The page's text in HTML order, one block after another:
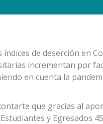
de deserción en
incrementan por
en cuenta la
que gracias al
y Egresados 45